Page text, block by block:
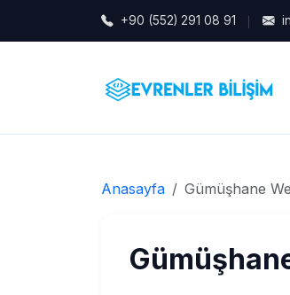
+90 (552) 291 08 91
Anasayfa Gümüşhane